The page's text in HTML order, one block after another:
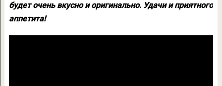
будет очень вкусно и оригинально. Удачи и приятного
аппетита!